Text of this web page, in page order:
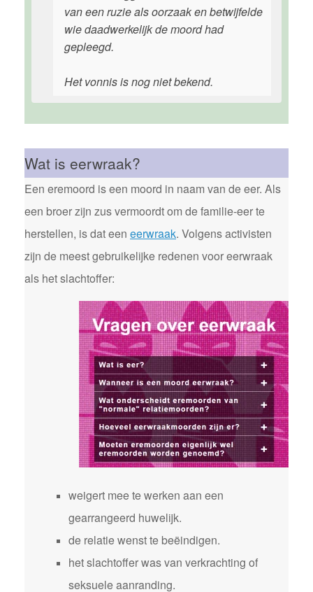
van een ruzie als oorzaak en betwijfelde
wie daadwerkelijk de moord had
gepleegd.
Het vonnis is nog niet bekend.
Wat is eerwraak?
Een eremoord is een moord in naam van de eer. Als
een broer zijn zus vermoordt om de familie-eer te
herstellen, is dat een eerwraak. Volgens activisten
zijn de meest gebruikelijke redenen voor eerwraak
als het slachtoffer:
weigert mee te werken aan een
gearrangeerd huwelijk.
de relatie wenst te beëindigen.
het slachtoffer was van verkrachting of
seksuele aanranding.